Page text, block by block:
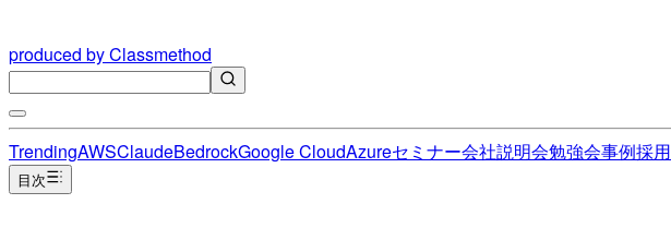
produced by Classmethod
TrendingAWSClaudeBedrockGoogle CloudAzureセミナー会社説明会勉強会事例採用
目次